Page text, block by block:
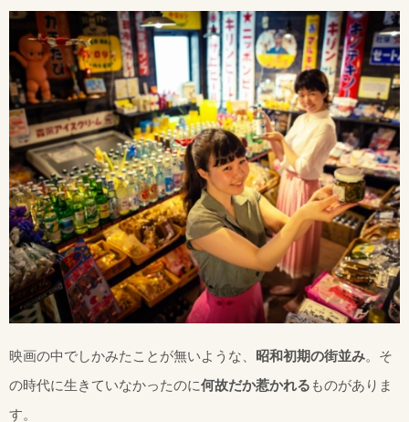
映画の中でしかみたことが無いような、 昭和初期の街並み。そ
の時代に生きていなかったのに何故だか惹かれる ものがありま
す。